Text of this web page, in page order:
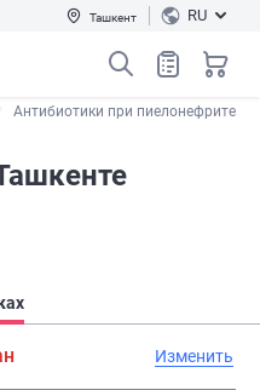
Ташкент RU
Антибиотики при пиелонефрите
Изменить